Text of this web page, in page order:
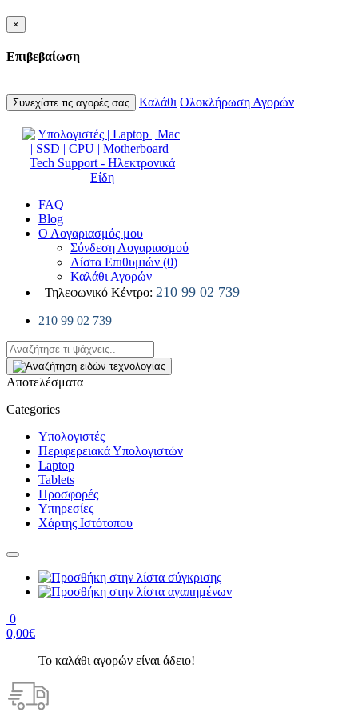
×
Επιβεβαίωση
Συνεχίστε τις αγορές σας Καλάθι Ολοκλήρωση Αγορών
FAQ
Blog
Ο Λογαριασμός μου
Σύνδεση Λογαριασμού
Λίστα Επιθυμιών (0)
Καλάθι Αγορών
Τηλεφωνικό Κέντρο: 210 99 02 739
210 99 02 739
Αποτελέσματα
Categories
Υπολογιστές
Περιφερειακά Υπολογιστών
Laptop
Tablets
Προσφορές
Υπηρεσίες
Χάρτης Ιστότοπου
0
0,00€
Το καλάθι αγορών είναι άδειο!